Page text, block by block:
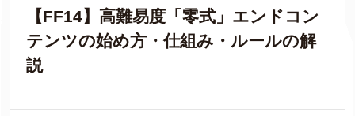
【FF14】高難易度「零式」エンドコン
テンツの始め方・仕組み・ルールの解
説